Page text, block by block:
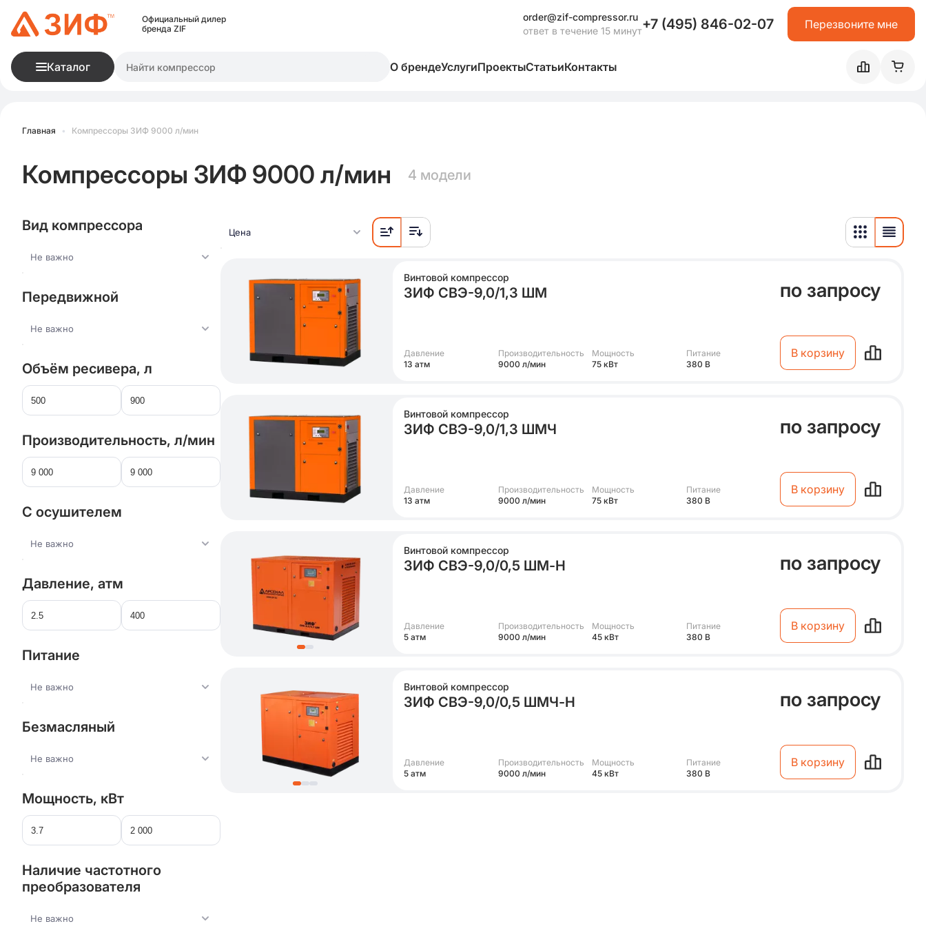
Официальный дилер
бренда ZIF
order@zif-compressor.ru
ответ в течение 15 минут+7 (495) 846-02-07 Перезвоните мне
Каталог О брендеУслугиПроектыСтатьиКонтакты
Главная • Компрессоры ЗИФ 9000 л/мин
Компрессоры ЗИФ 9000 л/мин 4 модели
Вид компрессора
Не важно
Передвижной
Не важно
Объём ресивера, л
Производительность, л/мин
С осушителем
Не важно
Давление, атм
Питание
Не важно
Безмасляный
Не важно
Мощность, кВт
Наличие частотного
преобразователя
Не важно
Цена
Винтовой компрессор
ЗИФ СВЭ-9,0/1,3 ШМ
Давление
13 атм
Производительность
9000 л/мин
Мощность
75 кВт
Питание
380 В
по запросу
В корзину
Винтовой компрессор
ЗИФ СВЭ-9,0/1,3 ШМЧ
Давление
13 атм
Производительность
9000 л/мин
Мощность
75 кВт
Питание
380 В
по запросу
В корзину
Винтовой компрессор
ЗИФ СВЭ-9,0/0,5 ШМ-Н
Давление
5 атм
Производительность
9000 л/мин
Мощность
45 кВт
Питание
380 В
по запросу
В корзину
Винтовой компрессор
ЗИФ СВЭ-9,0/0,5 ШМЧ-Н
Давление
5 атм
Производительность
9000 л/мин
Мощность
45 кВт
Питание
380 В
по запросу
В корзину